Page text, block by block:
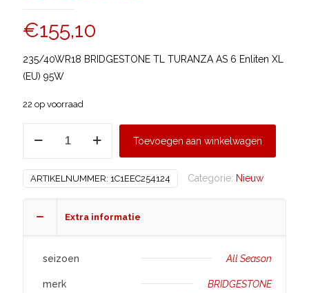
€155,10
235/40WR18 BRIDGESTONE TL TURANZA AS 6 Enliten XL
(EU) 95W
22 op voorraad
TURANZA
Toevoegen aan winkelwagen
ARTIKELNUMMER: 1C1EEC254124 Categorie: Nieuw
Extra informatie
seizoen All Season
merk BRIDGESTONE